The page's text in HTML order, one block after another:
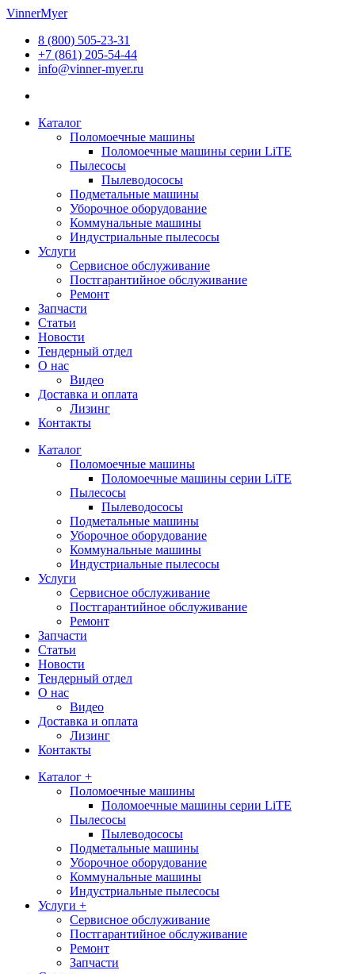
Перейти
содержимому
VinnerMyer
8 (800) 505-23-31
+7 (861) 205-54-44
info@vinner-myer.ru
Каталог
Поломоечные машины
Поломоечные машины серии LiTE
Пылесосы
Пылеводососы
Подметальные машины
Уборочное оборудование
Коммунальные машины
Индустриальные пылесосы
Услуги
Сервисное обслуживание
Постгарантийное обслуживание
Ремонт
Запчасти
Статьи
Новости
Тендерный отдел
О нас
Видео
Доставка и оплата
Лизинг
Контакты
Каталог
Поломоечные машины
Поломоечные машины серии LiTE
Пылесосы
Пылеводососы
Подметальные машины
Уборочное оборудование
Коммунальные машины
Индустриальные пылесосы
Услуги
Сервисное обслуживание
Постгарантийное обслуживание
Ремонт
Запчасти
Статьи
Новости
Тендерный отдел
О нас
Видео
Доставка и оплата
Лизинг
Контакты
Каталог +
Поломоечные машины
Поломоечные машины серии LiTE
Пылесосы
Пылеводососы
Подметальные машины
Уборочное оборудование
Коммунальные машины
Индустриальные пылесосы
Услуги +
Сервисное обслуживание
Постгарантийное обслуживание
Ремонт
Запчасти